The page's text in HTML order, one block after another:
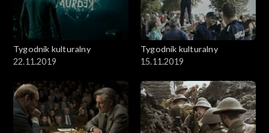
Tygodnik kulturalny
22.11.2019
Tygodnik kulturalny
15.11.2019